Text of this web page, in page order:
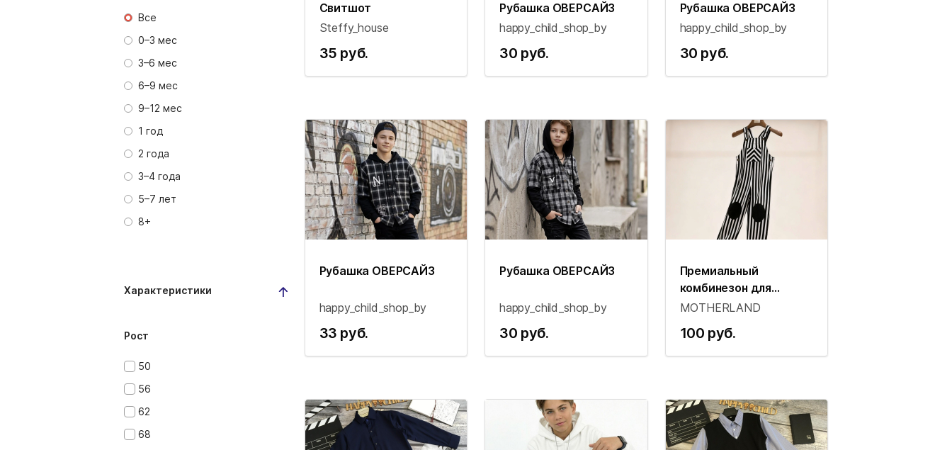
Все
0–3 мес
3–6 мес
6–9 мес
9–12 мес
1 год
2 года
3–4 года
5–7 лет
8+
Характеристики
Рост
50
56
62
68
Свитшот
Steffy_house
35 руб.
Рубашка ОВЕРСАЙЗ
happy_child_shop_by
30 руб.
Рубашка ОВЕРСАЙЗ
happy_child_shop_by
30 руб.
Рубашка ОВЕРСАЙЗ
happy_child_shop_by
33 руб.
Рубашка ОВЕРСАЙЗ
happy_child_shop_by
30 руб.
Премиальный
комбинезон для
малышей (Family Look
MOTHERLAND
100 руб.